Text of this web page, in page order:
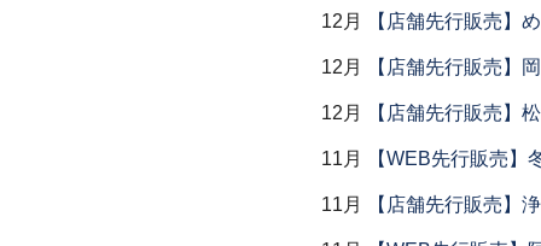
12月 【店舗先行販売】
12月 【店舗先行販売】
12月 【店舗先行販売】
11月 【WEB先行販売】
11月 【店舗先行販売】